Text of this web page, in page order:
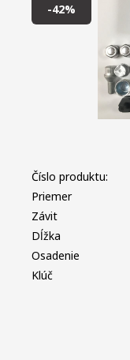
-42%
Číslo produktu:
Priemer
Závit
Dĺžka
Osadenie
Klúč